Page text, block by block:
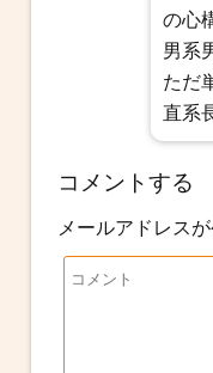
の心
男系
ただ
直系
コメントする
メールアドレス